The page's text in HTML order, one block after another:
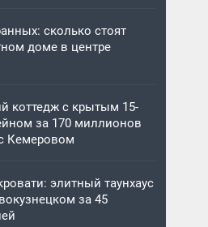
сколько стоят
доме в центре
коттедж c крытым 15-
за 170 миллионов
Кемеровом
элитный таунхаус
за 45